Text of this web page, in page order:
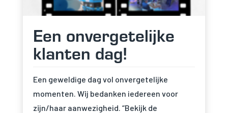
Een onvergetelijke
klanten dag!
Een geweldige dag vol onvergetelijke
momenten. Wij bedanken iedereen voor
zijn/haar aanwezigheid. “Bekijk de